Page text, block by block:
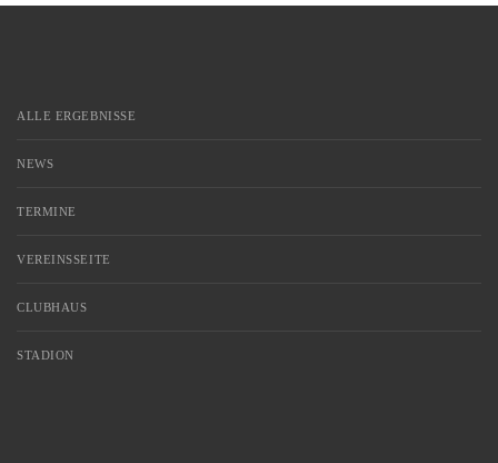
ALLE ERGEBNISSE
NEWS
TERMINE
VEREINSSEITE
CLUBHAUS
STADION